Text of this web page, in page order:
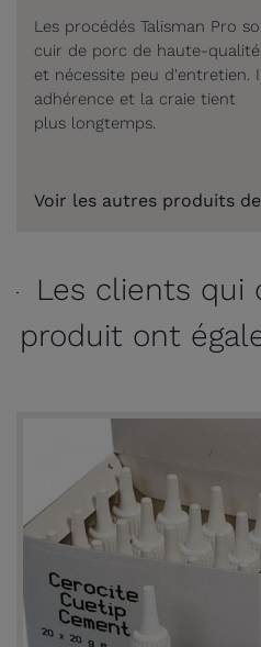
Les procédés Talisman Pro
cuir de porc de haute-qualité
et nécessite peu d'entretien.
adhérence et la craie tient
plus longtemps.
Voir les autres produits
Les clients qui
produit ont